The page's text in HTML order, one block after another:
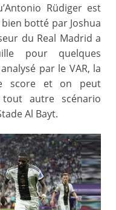
Rüdiger est
botté par Joshua
du Real Madrid a
pour quelques
par le VAR, la
score et on peut
tout autre scénario
Al Bayt.